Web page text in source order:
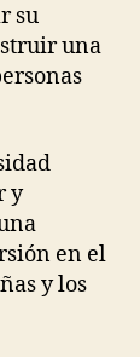
su
una
y
en el
y los